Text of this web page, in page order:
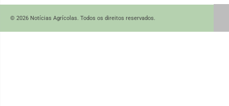
© 2026 Notícias Agrícolas. Todos os direitos reservados.